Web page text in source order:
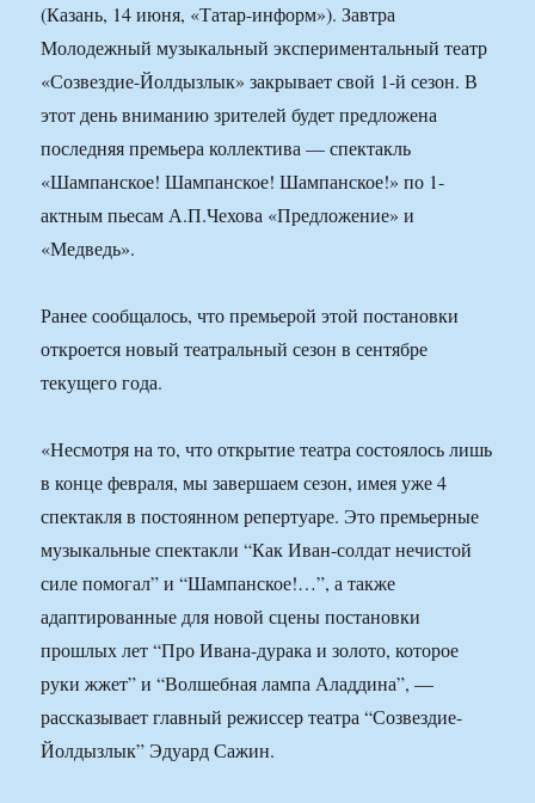
(Казань, 14 июня, «Татар-информ»). Завтра
Молодежный музыкальный экспериментальный театр
«Созвездие-Йолдызлык» закрывает свой 1-й сезон. В
этот день вниманию зрителей будет предложена
последняя премьера коллектива — спектакль
«Шампанское! Шампанское! Шампанское!» по 1-
актным пьесам А.П.Чехова «Предложение» и
«Медведь».
Ранее сообщалось, что премьерой этой постановки
откроется новый театральный сезон в сентябре
текущего года.
«Несмотря на то, что открытие театра состоялось лишь
в конце февраля, мы завершаем сезон, имея уже 4
спектакля в постоянном репертуаре. Это премьерные
музыкальные спектакли “Как Иван-солдат нечистой
силе помогал” и “Шампанское!…”, а также
адаптированные для новой сцены постановки
прошлых лет “Про Ивана-дурака и золото, которое
руки жжет” и “Волшебная лампа Аладдина”, —
рассказывает главный режиссер театра “Созвездие-
Йолдызлык” Эдуард Сажин.